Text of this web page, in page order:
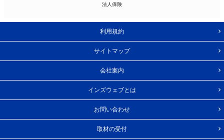
法人保険
利用規約
サイトマップ
会社案内
インズウェブとは
お問い合わせ
取材の受付